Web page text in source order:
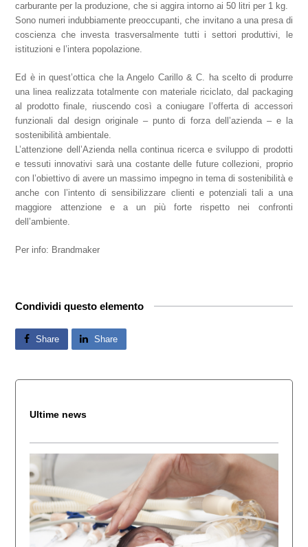
carburante per la produzione, che si aggira intorno ai 50 litri per 1 kg.
Sono numeri indubbiamente preoccupanti, che invitano a una presa di
coscienza che investa trasversalmente tutti i settori produttivi, le
istituzioni e l’intera popolazione.
Ed è in quest’ottica che la Angelo Carillo & C. ha scelto di produrre
una linea realizzata totalmente con materiale riciclato, dal packaging
al prodotto finale, riuscendo così a coniugare l’offerta di accessori
funzionali dal design originale – punto di forza dell’azienda – e la
sostenibilità ambientale.
L’attenzione dell’Azienda nella continua ricerca e sviluppo di prodotti
e tessuti innovativi sarà una costante delle future collezioni, proprio
con l’obiettivo di avere un massimo impegno in tema di sostenibilità e
anche con l’intento di sensibilizzare clienti e potenziali tali a una
maggiore attenzione e a un più forte rispetto nei confronti
dell’ambiente.
Per info: Brandmaker
Condividi questo elemento
Share Share
Ultime news